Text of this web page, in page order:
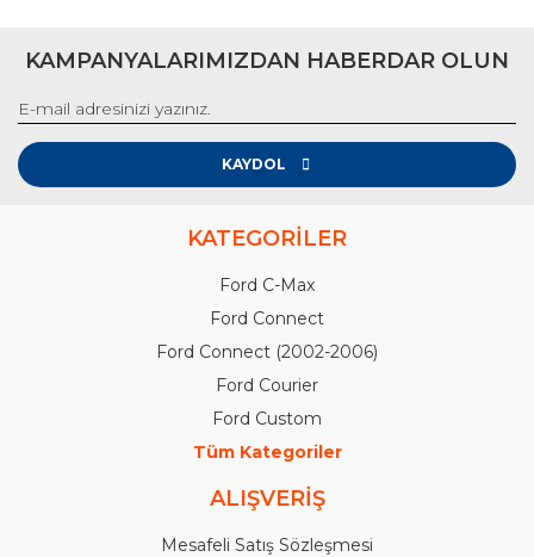
KAMPANYALARIMIZDAN HABERDAR OLUN
KAYDOL
KATEGORİLER
Ford C-Max
Ford Connect
Ford Connect (2002-2006)
Ford Courier
Ford Custom
Tüm Kategoriler
ALIŞVERİŞ
Mesafeli Satış Sözleşmesi